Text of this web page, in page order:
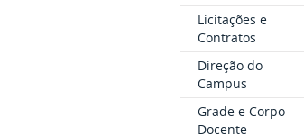
Licitações e
Contratos
Direção do
Campus
Grade e Corpo
Docente